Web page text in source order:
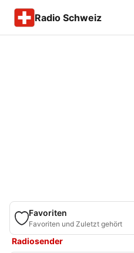
Radio Schweiz
Favoriten
Favoriten und Zuletzt gehört
Radiosender